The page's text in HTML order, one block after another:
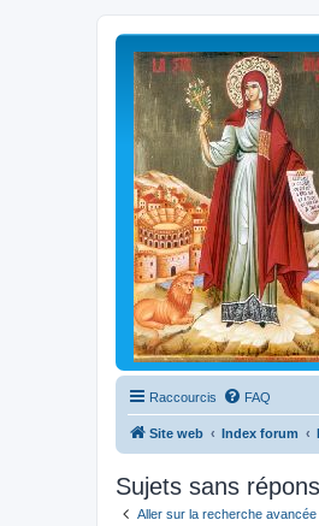
Raccourcis FAQ
Site web Index forum
Sujets sans
Aller sur la recherche avancée